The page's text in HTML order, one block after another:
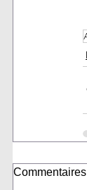
Commentaires